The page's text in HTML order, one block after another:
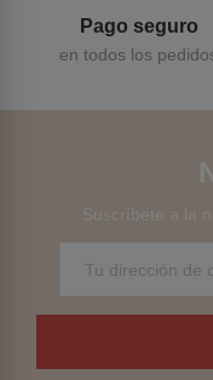
Pago seguro
en todos los
Suscríbete a la